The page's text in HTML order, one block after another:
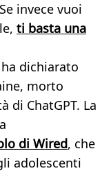
invece vuoi
ti basta una
dichiarato
morto
di ChatGPT. La
di Wired, che
adolescenti